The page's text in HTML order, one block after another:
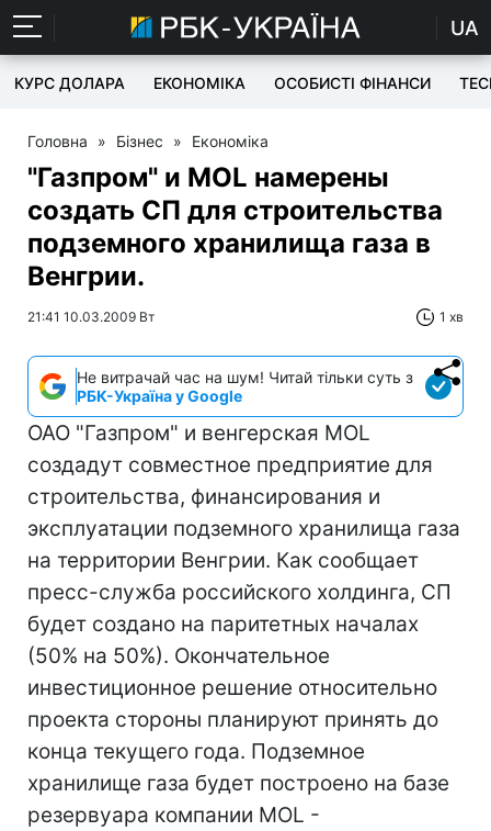
UA
КУРС ДОЛАРА ЕКОНОМІКА ОСОБИСТІ ФІНАНСИ
Головна » Бізнес » Економіка
"Газпром" и MOL намерены
создать СП для строительства
подземного хранилища газа в
Венгрии.
21:41 10.03.2009 Вт 1 хв
Не витрачай час на шум! Читай тільки суть з
РБК-Україна у Google
ОАО "Газпром" и венгерская MOL
создадут совместное предприятие для
строительства, финансирования и
эксплуатации подземного хранилища газа
на территории Венгрии. Как сообщает
пресс-служба российского холдинга, СП
будет создано на паритетных началах
(50% на 50%). Окончательное
инвестиционное решение относительно
проекта стороны планируют принять до
конца текущего года. Подземное
хранилище газа будет построено на базе
резервуара компании MOL -